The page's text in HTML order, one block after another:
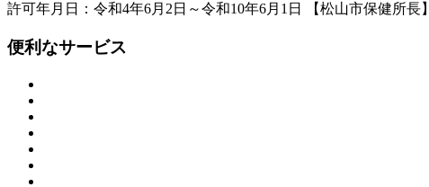
許可年月日：令和4年6月2日～令和10年6月1日 【松山市保健所長】
便利なサービス